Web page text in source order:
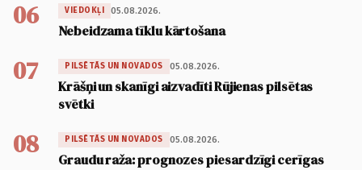
06 VIEDOKĻI 05.08.2026.
Nebeidzama tīklu kārtošana
07 PILSĒTĀS UN NOVADOS 05.08.2026.
Krāšņi un skanīgi aizvadīti Rūjienas pilsētas
svētki
08 PILSĒTĀS UN NOVADOS 05.08.2026.
Graudu raža: prognozes piesardzīgi cerīgas